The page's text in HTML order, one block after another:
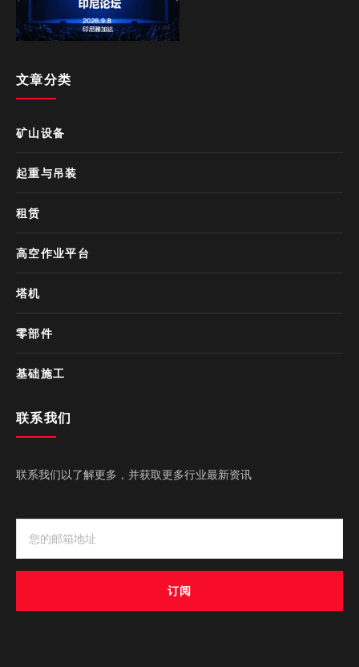
文章分类
矿山设备
起重与吊装
租赁
高空作业平台
塔机
零部件
基础施工
联系我们
联系我们以了解更多，并获取更多行业最新资讯
订阅